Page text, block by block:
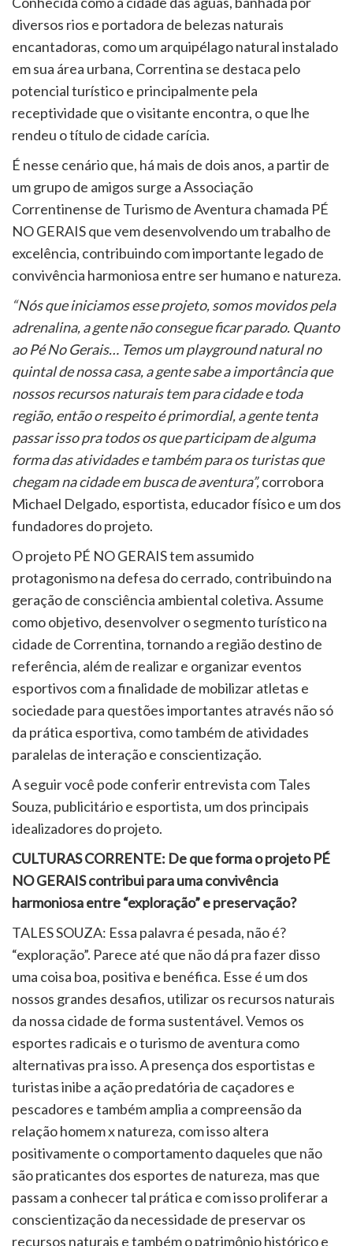
diversos rios e portadora de belezas naturais
encantadoras, como um arquipélago natural instalado
em sua área urbana, Correntina se destaca pelo
potencial turístico e principalmente pela
receptividade que o visitante encontra, o que lhe
rendeu o título de cidade carícia.
É nesse cenário que, há mais de dois anos, a partir de
um grupo de amigos surge a Associação
Correntinense de Turismo de Aventura chamada PÉ
NO GERAIS que vem desenvolvendo um trabalho de
excelência, contribuindo com importante legado de
convivência harmoniosa entre ser humano e natureza.
“Nós que iniciamos esse projeto, somos movidos pela
adrenalina, a gente não consegue ficar parado. Quanto
ao Pé No Gerais… Temos um playground natural no
quintal de nossa casa, a gente sabe a importância que
nossos recursos naturais tem para cidade e toda
região, então o respeito é primordial, a gente tenta
passar isso pra todos os que participam de alguma
forma das atividades e também para os turistas que
chegam na cidade em busca de aventura”,corrobora
Michael Delgado, esportista, educador físico e um dos
fundadores do projeto.
O projeto PÉ NO GERAIS tem assumido
protagonismo na defesa do cerrado, contribuindo na
geração de consciência ambiental coletiva. Assume
como objetivo, desenvolver o segmento turístico na
cidade de Correntina, tornando a região destino de
referência, além de realizar e organizar eventos
esportivos com a finalidade de mobilizar atletas e
sociedade para questões importantes através não só
da prática esportiva, como também de atividades
paralelas de interação e conscientização.
A seguir você pode conferir entrevista com Tales
Souza, publicitário e esportista, um dos principais
idealizadores do projeto.
CULTURAS CORRENTE: De que forma o projeto PÉ
NO GERAIS contribui para uma convivência
harmoniosa entre “exploração” e preservação?
TALES SOUZA: Essa palavra é pesada, não é?
“exploração”. Parece até que não dá pra fazer disso
uma coisa boa, positiva e benéfica. Esse é um dos
nossos grandes desafios, utilizar os recursos naturais
da nossa cidade de forma sustentável. Vemos os
esportes radicais e o turismo de aventura como
alternativas pra isso. A presença dos esportistas e
turistas inibe a ação predatória de caçadores e
pescadores e também amplia a compreensão da
relação homem x natureza, com isso altera
positivamente o comportamento daqueles que não
são praticantes dos esportes de natureza, mas que
passam a conhecer tal prática e com isso proliferar a
conscientização da necessidade de preservar os
recursos naturais e também o patrimônio histórico e